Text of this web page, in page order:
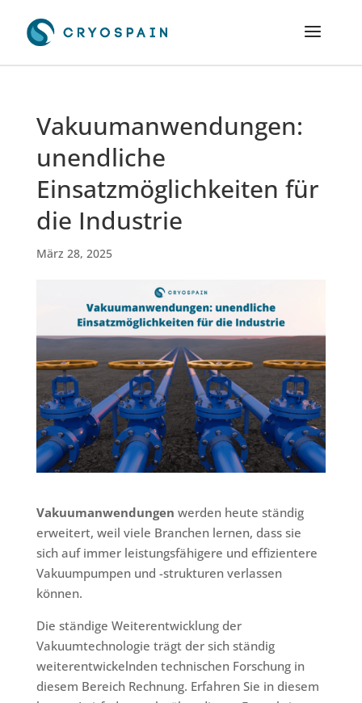
Vakuumanwendungen:
unendliche
Einsatzmöglichkeiten für
die Industrie
März 28, 2025
Vakuumanwendungen werden heute ständig
erweitert, weil viele Branchen lernen, dass sie
sich auf immer leistungsfähigere und effizientere
Vakuumpumpen und -strukturen verlassen
können.
Die ständige Weiterentwicklung der
Vakuumtechnologie trägt der sich ständig
weiterentwickelnden technischen Forschung in
diesem Bereich Rechnung. Erfahren Sie in diesem